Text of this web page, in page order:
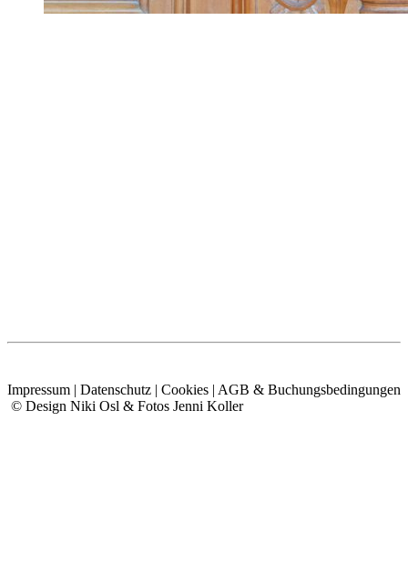
Impressum | Datenschutz | Cookies | AGB & Buchungsbedingungen
© Design Niki Osl & Fotos Jenni Koller